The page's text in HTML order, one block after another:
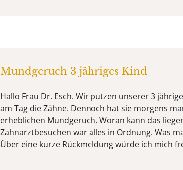
Mundgeruch 3 jähriges Kind
Hallo Frau Dr. Esch. Wir putzen unserer 3
am Tag die Zähne. Dennoch hat sie morgens
erheblichen Mundgeruch. Woran kann das
Zahnarztbesuchen war alles in Ordnung. Was
Über eine kurze Rückmeldung würde ich mich